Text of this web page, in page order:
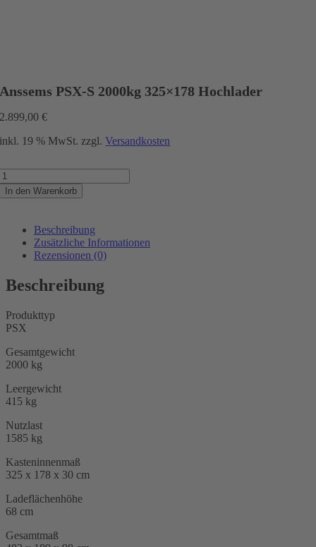
Anssems PSX-S 2000kg 325×178 Hochlader
2.899,00€
inkl. 19 % MwSt. zzgl.Versandkosten
In den Warenkorb
Beschreibung
Zusätzliche Informationen
Rezensionen (0)
Beschreibung
Produkttyp
PSX
Gesamtgewicht
2000 kg
Leergewicht
415 kg
Nutzlast
1585 kg
Kasteninnenmaß
325 x 178 x 30 cm
Ladeflächenhöhe
68 cm
Gesamtmaß